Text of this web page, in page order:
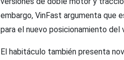
embargo, VinFast argumenta que
para el nuevo posicionamiento del
El habitáculo también presenta